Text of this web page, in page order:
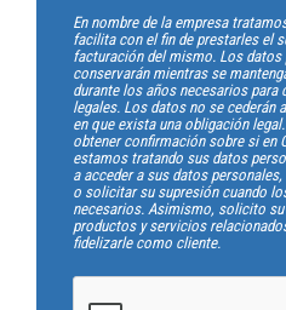
En nombre de la empresa
facilita con el fin de prestarles el
facturación del mismo. Los
conservarán mientras se
durante los años necesarios
legales. Los datos no se cederán
en que exista una obligación
obtener confirmación sobre si en
estamos tratando sus datos
a acceder a sus datos
o solicitar su supresión cuando
necesarios. Asimismo, solicito
productos y servicios
fidelizarle como cliente.